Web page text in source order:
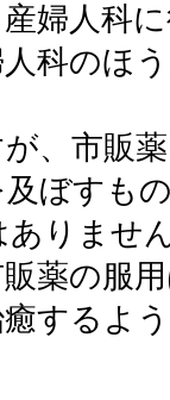
婦人科
科のほ
、市販
ぼすも
ありませ
薬の服
するよ